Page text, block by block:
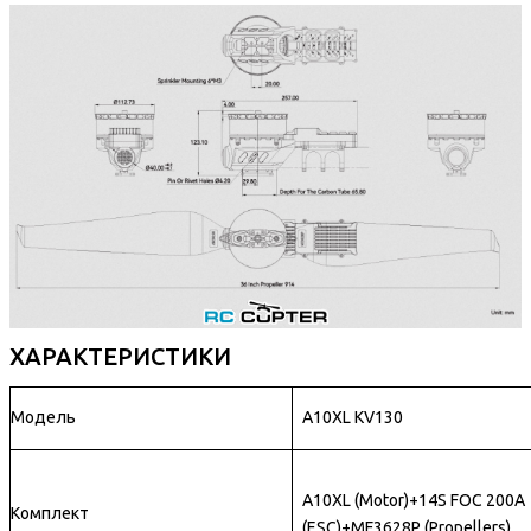
ХАРАКТЕРИСТИКИ
Модель A10XL KV130
Комплект
A10XL (Motor)+14S FOC 200A